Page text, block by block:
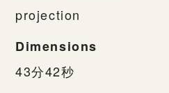
projection
Dimensions
43分42秒